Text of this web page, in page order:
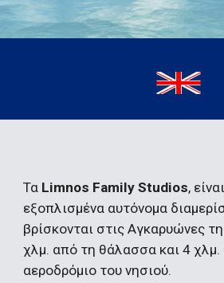
Τα Limnos Family Studios,
εξοπλισμένα αυτόνομα
βρίσκονται στις Αγκαρυώνες
χλμ. από τη θάλασσα και 4
αεροδρόμιο του νησιού.